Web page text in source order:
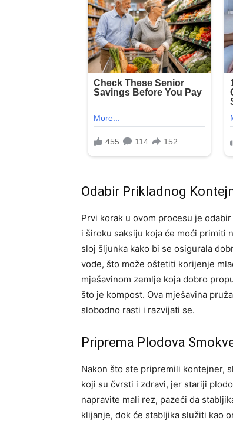
Odabir Prikladnog
Prvi korak u ovom procesu je
i široku saksiju koja će moći primiti
sloj šljunka kako bi se osigurala
vode, što može oštetiti korijenje
mješavinom zemlje koja dobro
što je kompost. Ova mješavina
slobodno rasti i razvijati se.
Priprema Plodova
Nakon što ste pripremili kontejner,
koji su čvrsti i zdravi, jer stariji
napravite mali rez, pazeći da
klijanje, dok će stabljika služiti kao